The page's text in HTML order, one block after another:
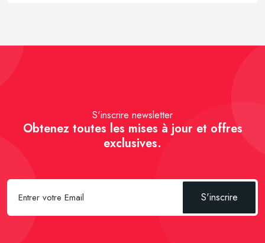
S'inscrire newsletter
Obtenez toutes les mises à jour et offres
exclusives.
S'inscrire